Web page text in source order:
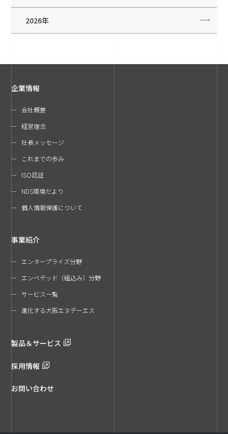
2026年
企業情報
会社概要
経営理念
社長メッセージ
これまでの歩み
ISO認証
NDS環境だより
個人情報保護について
事業紹介
エンタープライズ分野
エンベデッド（組込み）分野
サービス一覧
進化する大阪エヌデーエス
製品＆サービス
採用情報
お問い合わせ